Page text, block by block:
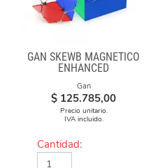
GAN SKEWB MAGNETICO
ENHANCED
Gan
$ 125.785,00
Precio unitario.
IVA incluido.
Cantidad: